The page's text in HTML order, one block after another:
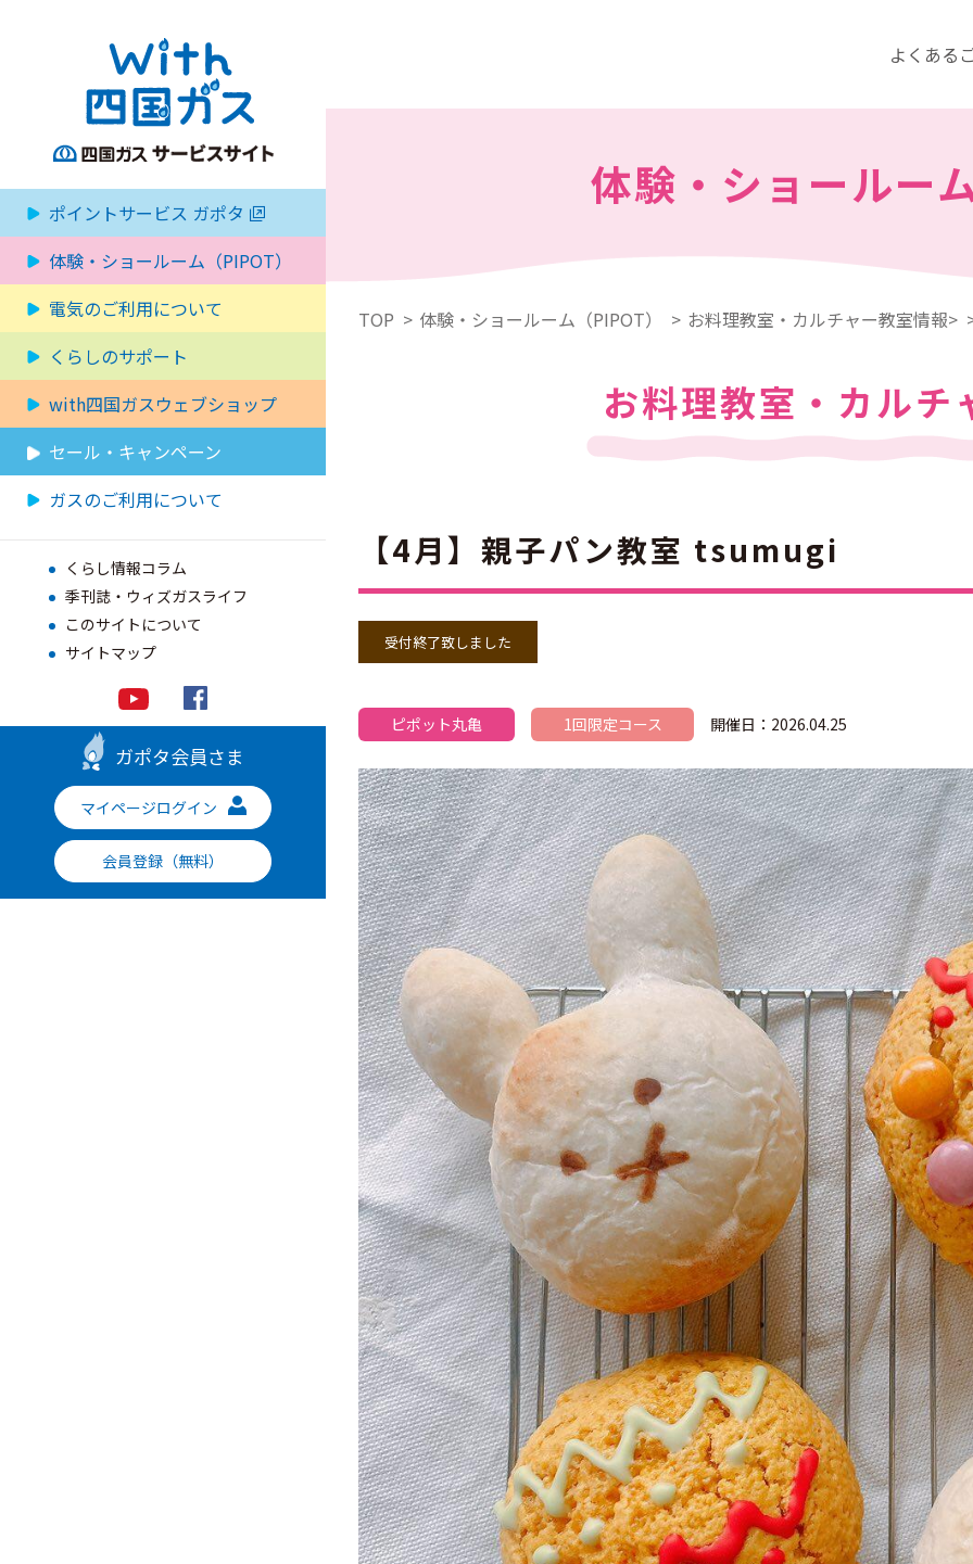
ポイントサービス ガポタ
体験・ショールーム（PIPOT）
電気のご利用について
くらしのサポート
with四国ガスウェブショップ
セール・キャンペーン
ガスのご利用について
くらし情報コラム
季刊誌・ウィズガスライフ
このサイトについて
サイトマップ
ガポタ会員さま
マイページログイン
会員登録（無料）
よくある
体験・ショールー
TOP 体験・ショールーム（PIPOT） お料理教室・カルチャー教室情報>
お料理教室・カルチ
【4月】親子パン教室 tsumugi
受付終了致しました
ピポット丸亀 1回限定コース 開催日：2026.04.25